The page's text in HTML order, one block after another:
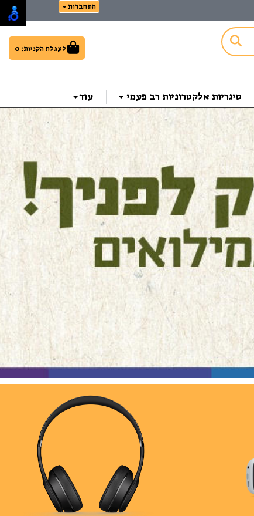
התחברות
לעגלת הקניות: 0
סיגריות אלקטרוניות רב פעמי עוד